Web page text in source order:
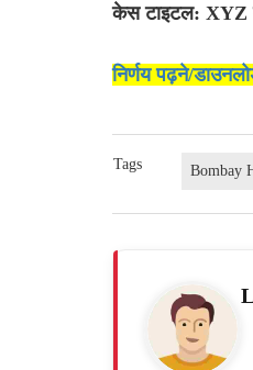
केस टाइटल: XYZ
निर्णय पढ़ने/
Tags Bombay